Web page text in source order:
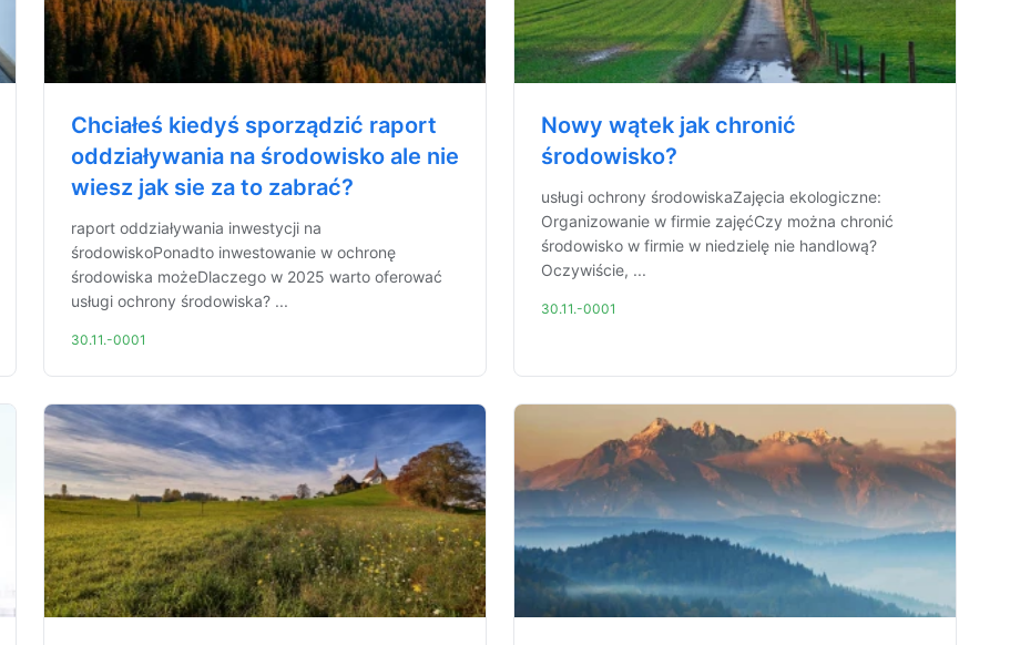
Chciałeś kiedyś sporządzić raport
oddziaływania na środowisko ale nie
wiesz jak sie za to zabrać?
raport oddziaływania inwestycji na
środowiskoPonadto inwestowanie w ochronę
środowiska możeDlaczego w 2025 warto oferować
usługi ochrony środowiska? ...
30.11.-0001
Nowy wątek jak chronić
środowisko?
usługi ochrony środowiskaZajęcia ekologiczne:
Organizowanie w firmie zajęćCzy można chronić
środowisko w firmie w niedzielę nie handlową?
Oczywiście, ...
30.11.-0001